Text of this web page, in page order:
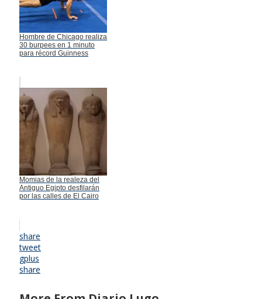
Hombre de Chicago realiza
30 burpees en 1 minuto
para récord Guinness
Momias de la realeza del
Antiguo Egipto desfilarán
por las calles de El Cairo
share
tweet
gplus
share